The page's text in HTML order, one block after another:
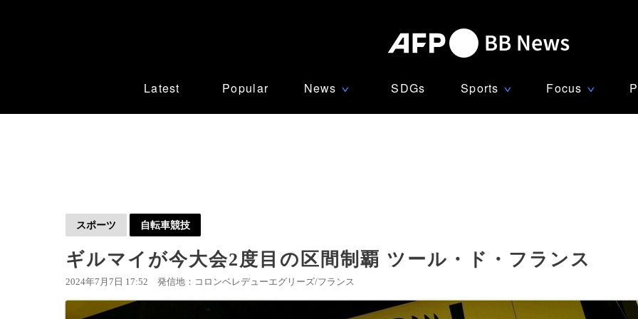
Latest Popular News ∨ SDGs Sports ∨ Focus ∨
スポーツ 自転車競技
ギルマイが今大会2度目の区間制覇 ツール・ド・フランス
2024年7月7日 17:52 発信地：コロンベレデューエグリーズ/フランス